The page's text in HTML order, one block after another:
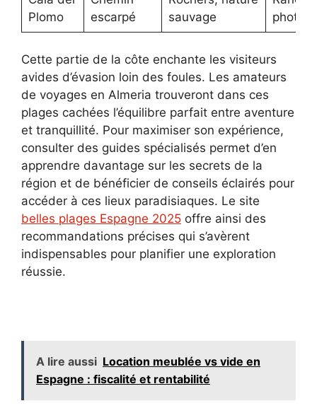
Plomo
escarpé
sauvage
photos
Cette partie de la côte enchante les visiteurs
avides d’évasion loin des foules. Les amateurs
de voyages en Almeria trouveront dans ces
plages cachées l’équilibre parfait entre aventure
et tranquillité. Pour maximiser son expérience,
consulter des guides spécialisés permet d’en
apprendre davantage sur les secrets de la
région et de bénéficier de conseils éclairés pour
accéder à ces lieux paradisiaques. Le site
belles plages Espagne 2025 offre ainsi des
recommandations précises qui s’avèrent
indispensables pour planifier une exploration
réussie.
A lire aussi Location meublée vs vide en
Espagne : fiscalité et rentabilité